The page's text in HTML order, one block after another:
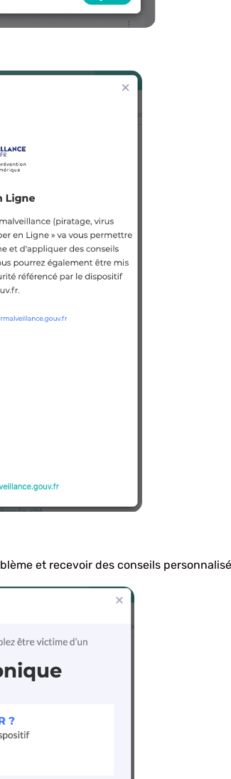
et recevoir des conseils